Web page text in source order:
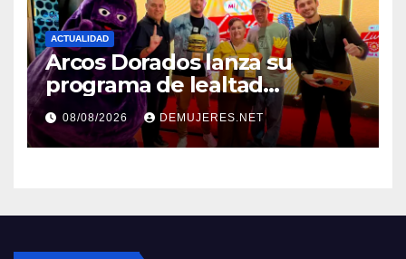
ACTUALIDAD
Arcos Dorados lanza su
programa de lealtad
‘MiMcDonald’s y reconoce a
tres de sus clientes más
leales de Panamá
08/08/2026 DEMUJERES.NET